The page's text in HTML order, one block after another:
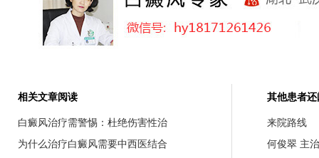
相关文章阅读
白癜风治疗需警惕：杜绝伤害性治
为什么治疗白癜风需要中西医结合
其他患者
来院路线
何俊翠 主